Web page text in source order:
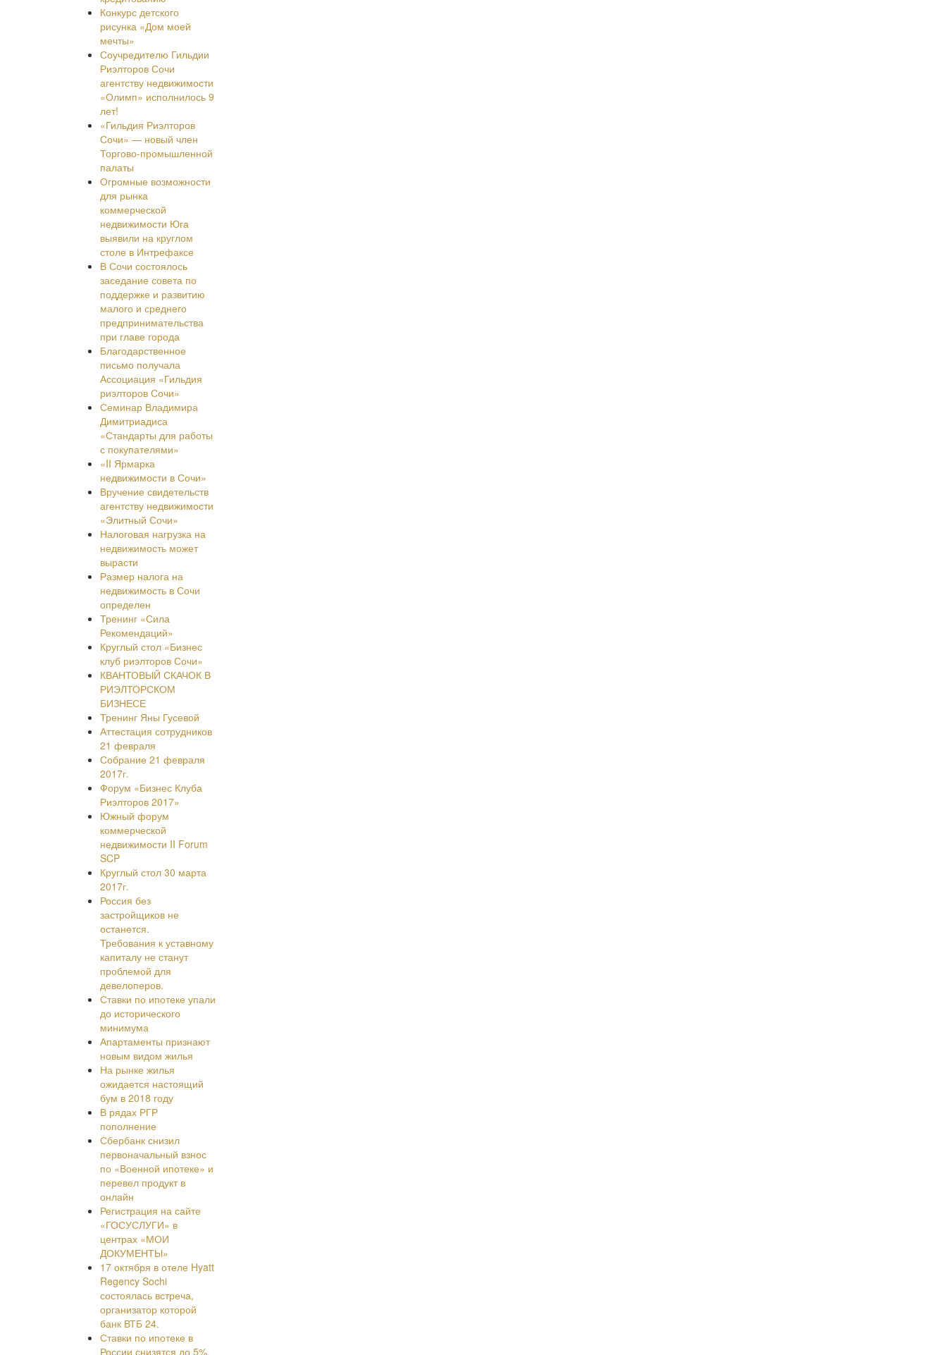
Конкурс детского
рисунка «Дом моей
мечты»
Соучредителю Гильдии
Риэлторов Сочи
агентству недвижимости
«Олимп» исполнилось 9
лет!
«Гильдия Риэлторов
Сочи» — новый член
Торгово-промышленной
палаты
Огромные возможности
для рынка
коммерческой
недвижимости Юга
выявили на круглом
столе в Интрефаксе
В Сочи состоялось
заседание совета по
поддержке и развитию
малого и среднего
предпринимательства
при главе города
Благодарственное
письмо получала
Ассоциация «Гильдия
риэлторов Сочи»
Семинар Владимира
Димитриадиса
«Стандарты для работы
с покупателями»
«II Ярмарка
недвижимости в Сочи»
Вручение свидетельств
агентству недвижимости
«Элитный Сочи»
Налоговая нагрузка на
недвижимость может
вырасти
Размер налога на
недвижимость в Сочи
определен
Тренинг «Сила
Рекомендаций»
Круглый стол «Бизнес
клуб риэлторов Сочи»
КВАНТОВЫЙ СКАЧОК В
РИЭЛТОРСКОМ
БИЗНЕСЕ
Тренинг Яны Гусевой
Аттестация сотрудников
21 февраля
Собрание 21 февраля
2017г.
Форум «Бизнес Клуба
Риэлторов 2017»
Южный форум
коммерческой
недвижимости II Forum
SCP
Круглый стол 30 марта
2017г.
Россия без
застройщиков не
останется.
Требования к уставному
капиталу не станут
проблемой для
девелоперов.
Ставки по ипотеке упали
до исторического
минимума
Апартаменты признают
новым видом жилья
На рынке жилья
ожидается настоящий
бум в 2018 году
В рядах РГР
пополнение
Сбербанк снизил
первоначальный взнос
по «Военной ипотеке» и
перевел продукт в
онлайн
Регистрация на сайте
«ГОСУСЛУГИ» в
центрах «МОИ
ДОКУМЕНТЫ»
17 октября в отеле Hyatt
Regency Sochi
состоялась встреча,
организатор которой
банк ВТБ 24.
Ставки по ипотеке в
России снизятся до 5%,